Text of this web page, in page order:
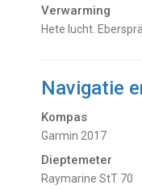
Verwarming
hete lucht.
Navigatie
Kompas
Garmin 2017
Dieptemeter
Raymarine StT 70